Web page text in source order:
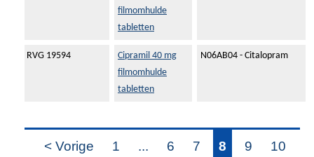
filmomhulde
tabletten
RVG 19594
Cipramil 40 mg
filmomhulde
tabletten
N06AB04 - Citalopram
< Vorige 1 ... 6 7 8 9 10